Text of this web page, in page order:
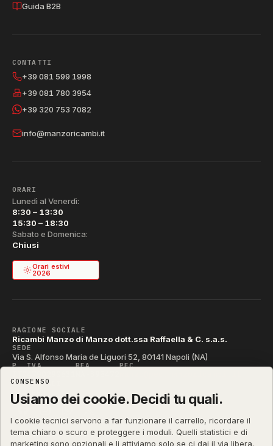
Guida B2B
CONTATTI
+39 081 599 1998
+39 081 780 3954
+39 320 753 7082
info@manzoricambi.it
ORARI
Lunedì al Venerdì:
8:30 – 13:30
15:30 – 18:30
Sabato e Domenica:
Chiusi
Orari estivi
2026
RAGIONE SOCIALE
Ricambi Manzo di Manzo dott.ssa Raffaella & C. s.a.s.
SEDE
Via S. Alfonso Maria de Liguori 52, 80141 Napoli (NA)
P. IVA REA PEC
CODICE SDI
T04ZHR3
CONSENSO
Usiamo dei cookie. Decidi tu quali.
I cookie tecnici servono a far funzionare il carrello, ricordare il
tema chiaro o scuro e proteggere i moduli. Quelli statistici e di
marketing sono opzionali e li attiviamo solo se ci dai il via libera.